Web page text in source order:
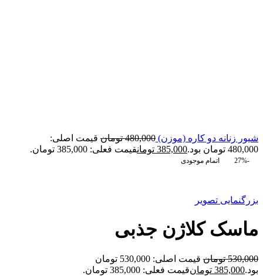
شیور زنانه دو کاره (موزن) 480,000 تومان قیمت اصلی:
480,000 تومان بود.
385,000 تومانقیمت فعلی: 385,000 تومان.
-27% اتمام موجودی
بزرگنمایی تصویر
ماسک کلاژن جذبی
530,000 تومان
قیمت اصلی: 530,000 تومان
بود.385,000 تومانقیمت فعلی: 385,000 تومان.